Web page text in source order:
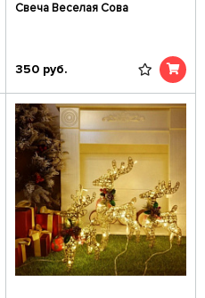
Свеча Веселая Сова
350 руб.